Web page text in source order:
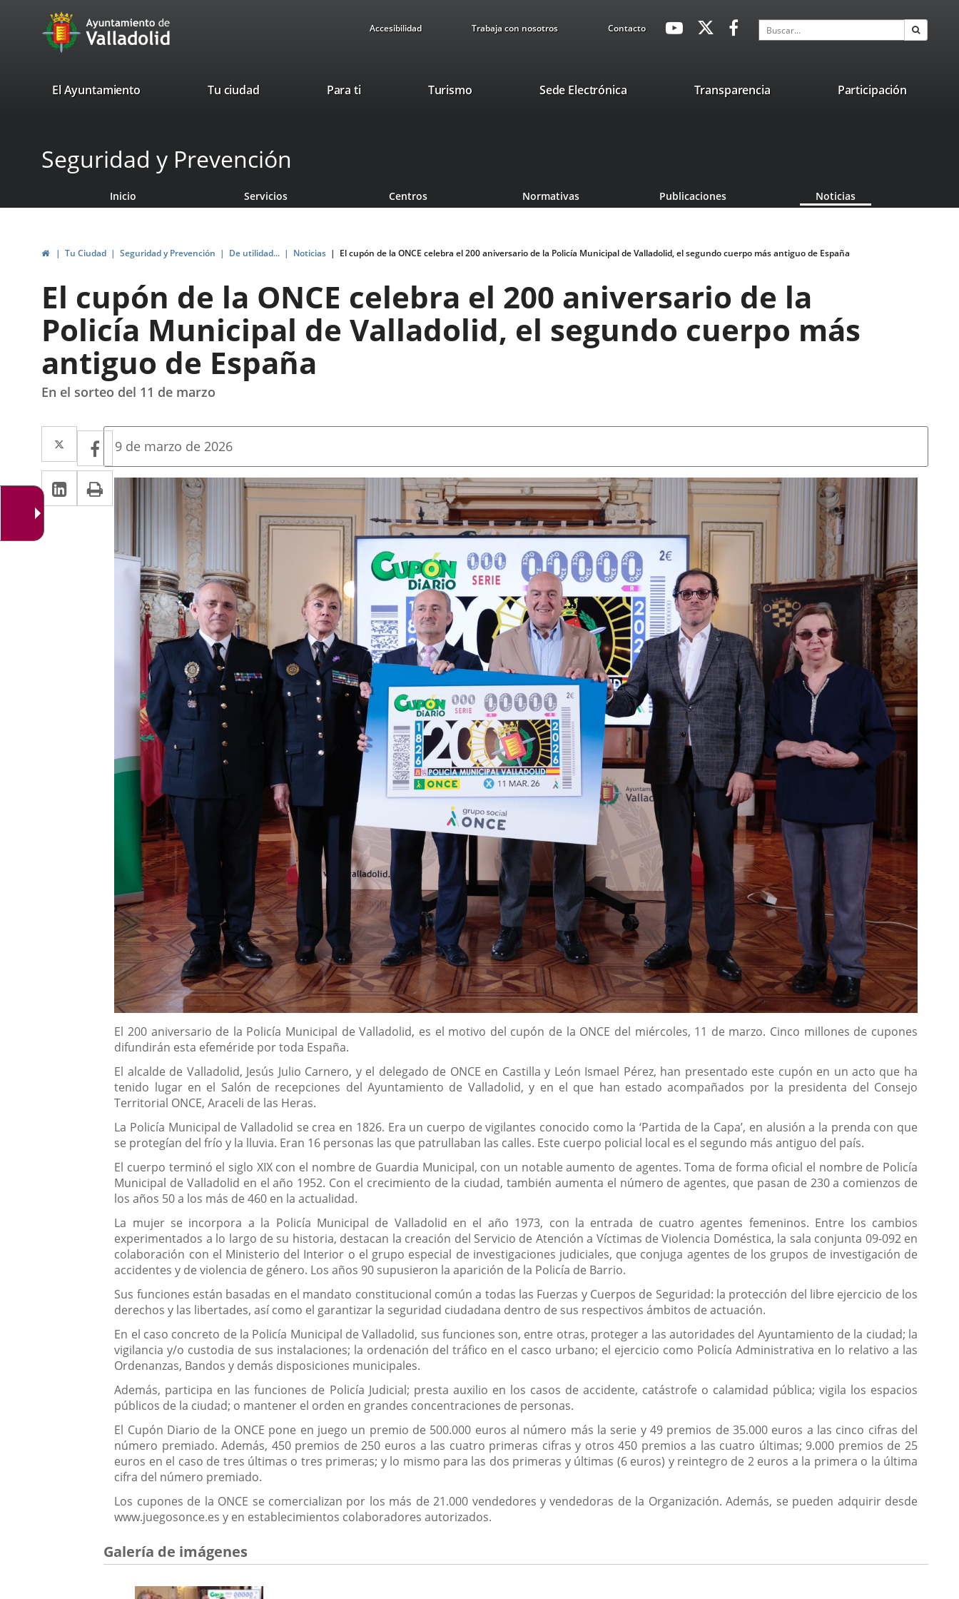
Portal
Web
Ayuntamiento
Valladolid
Accesibilidad Trabaja con nosotros ContactoavaHeaderSocial
Enlace
externa.
Enlace
aplicación
externa.
Enlace
aplicación
externa.
Buscar
valladolid.es
El Ayuntamiento Tu ciudad Para ti TurismoEste
Sede ElectrónicaEnlace
Transparencia Participación
Seguridad y Prevención
Inicio Servicios Centros Normativas Publicaciones Noticias
InicioTu Ciudad Seguridad y Prevención De utilidad... Noticias El cupón de la ONCE celebra el 200 aniversario de la Policía Municipal de Valladolid, el segundo cuerpo más antiguo de España
El cupón de la ONCE celebra el 200 aniversario de la
Policía Municipal de Valladolid, el segundo cuerpo más
antiguo de España
En el sorteo del 11 de marzo
Twitter
Enlace
a
una
aplicación
Facebook
Enlace
a
una
LinkedIn
Enlace
a
aplicación
Imprimir
Fecha
la
9 de marzo de 2026
Descripción
El 200 aniversario de la Policía Municipal de Valladolid, es el motivo del cupón de la ONCE del miércoles, 11 de marzo. Cinco millones de cupones
difundirán esta efeméride por toda España.
El alcalde de Valladolid, Jesús Julio Carnero, y el delegado de ONCE en Castilla y León Ismael Pérez, han presentado este cupón en un acto que ha
tenido lugar en el Salón de recepciones del Ayuntamiento de Valladolid, y en el que han estado acompañados por la presidenta del Consejo
Territorial ONCE, Araceli de las Heras.
La Policía Municipal de Valladolid se crea en 1826. Era un cuerpo de vigilantes conocido como la ‘Partida de la Capa’, en alusión a la prenda con que
se protegían del frío y la lluvia. Eran 16 personas las que patrullaban las calles. Este cuerpo policial local es el segundo más antiguo del país.
El cuerpo terminó el siglo XIX con el nombre de Guardia Municipal, con un notable aumento de agentes. Toma de forma oficial el nombre de Policía
Municipal de Valladolid en el año 1952. Con el crecimiento de la ciudad, también aumenta el número de agentes, que pasan de 230 a comienzos de
los años 50 a los más de 460 en la actualidad.
La mujer se incorpora a la Policía Municipal de Valladolid en el año 1973, con la entrada de cuatro agentes femeninos. Entre los cambios
experimentados a lo largo de su historia, destacan la creación del Servicio de Atención a Víctimas de Violencia Doméstica, la sala conjunta 09-092 en
colaboración con el Ministerio del Interior o el grupo especial de investigaciones judiciales, que conjuga agentes de los grupos de investigación de
accidentes y de violencia de género. Los años 90 supusieron la aparición de la Policía de Barrio.
Sus funciones están basadas en el mandato constitucional común a todas las Fuerzas y Cuerpos de Seguridad: la protección del libre ejercicio de los
derechos y las libertades, así como el garantizar la seguridad ciudadana dentro de sus respectivos ámbitos de actuación.
En el caso concreto de la Policía Municipal de Valladolid, sus funciones son, entre otras, proteger a las autoridades del Ayuntamiento de la ciudad; la
vigilancia y/o custodia de sus instalaciones; la ordenación del tráfico en el casco urbano; el ejercicio como Policía Administrativa en lo relativo a las
Ordenanzas, Bandos y demás disposiciones municipales.
Además, participa en las funciones de Policía Judicial; presta auxilio en los casos de accidente, catástrofe o calamidad pública; vigila los espacios
públicos de la ciudad; o mantener el orden en grandes concentraciones de personas.
El Cupón Diario de la ONCE pone en juego un premio de 500.000 euros al número más la serie y 49 premios de 35.000 euros a las cinco cifras del
número premiado. Además, 450 premios de 250 euros a las cuatro primeras cifras y otros 450 premios a las cuatro últimas; 9.000 premios de 25
euros en el caso de tres últimas o tres primeras; y lo mismo para las dos primeras y últimas (6 euros) y reintegro de 2 euros a la primera o la última
cifra del número premiado.
Los cupones de la ONCE se comercializan por los más de 21.000 vendedores y vendedoras de la Organización. Además, se pueden adquirir desde
www.juegosonce.es y en establecimientos colaboradores autorizados.
Galería de imágenes